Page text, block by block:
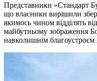
Представники «Стандарт
що власники вирішили
якимось чином відділять
майбутньому зображення
навколишнім